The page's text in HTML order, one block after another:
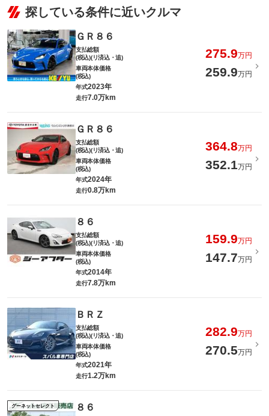
探している条件に近いクルマ
ＧＲ８６
支払総額
(税込)(リ済込・追)
275.9万円
車両本体価格
(税込)
259.9万円
年式2023年
走行7.0万km
ＧＲ８６
支払総額
(税込)(リ済込・追)
364.8万円
車両本体価格
(税込)
352.1万円
年式2024年
走行0.8万km
８６
支払総額
(税込)(リ済込・追)
159.9万円
車両本体価格
(税込)
147.7万円
年式2014年
走行7.8万km
ＢＲＺ
支払総額
(税込)(リ済込・追)
282.9万円
車両本体価格
(税込)
270.5万円
年式2021年
走行1.2万km
グーネットセレクト ８６